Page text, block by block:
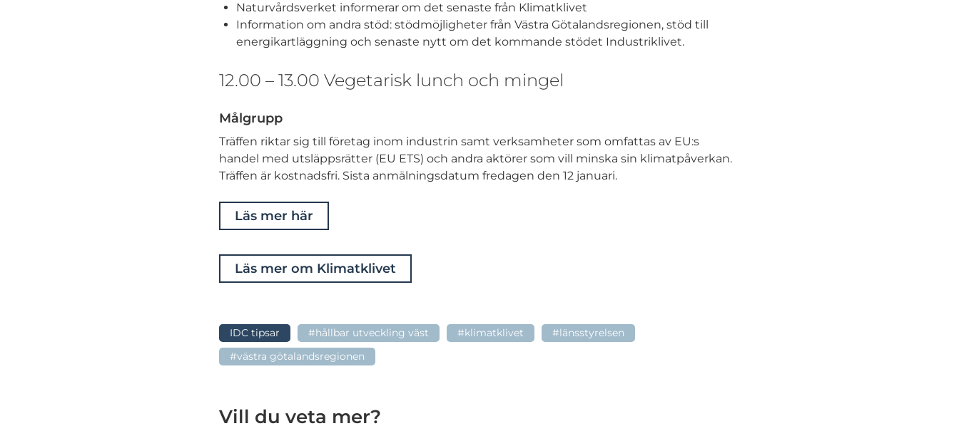
Naturvårdsverket informerar om det senaste från Klimatklivet
Information om andra stöd: stödmöjligheter från Västra Götalandsregionen, stöd till
energikartläggning och senaste nytt om det kommande stödet Industriklivet.
12.00 – 13.00 Vegetarisk lunch och mingel
Målgrupp
Träffen riktar sig till företag inom industrin samt verksamheter som omfattas av EU:s
handel med utsläppsrätter (EU ETS) och andra aktörer som vill minska sin klimatpåverkan.
Träffen är kostnadsfri. Sista anmälningsdatum fredagen den 12 januari.
Läs mer här
Läs mer om Klimatklivet
IDC tipsar #hållbar utveckling väst #klimatklivet
#länsstyrelsen
#västra götalandsregionen
Vill du veta mer?